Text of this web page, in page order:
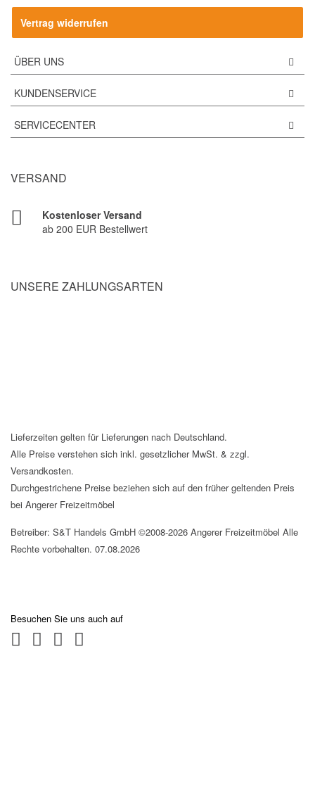
Vertrag widerrufen
ÜBER UNS
KUNDENSERVICE
SERVICECENTER
VERSAND
Kostenloser Versand
ab 200 EUR Bestellwert
UNSERE ZAHLUNGSARTEN
Lieferzeiten gelten für Lieferungen nach Deutschland.
Alle Preise verstehen sich inkl. gesetzlicher MwSt. & zzgl.
Versandkosten.
Durchgestrichene Preise beziehen sich auf den früher geltenden Preis
bei Angerer Freizeitmöbel
Betreiber: S&T Handels GmbH ©2008-2026 Angerer Freizeitmöbel Alle
Rechte vorbehalten. 07.08.2026
Besuchen Sie uns auch auf